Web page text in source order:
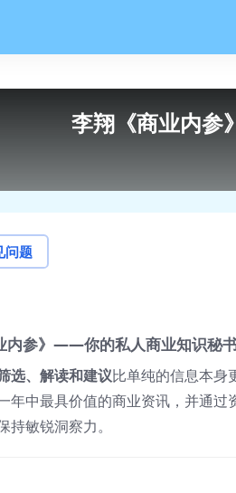
李翔《商业内参
问题
内参》——你的私人商业知识秘
选、解读和建议比单纯的信息本身
年中最具价值的商业资讯，并通
敏锐洞察力。